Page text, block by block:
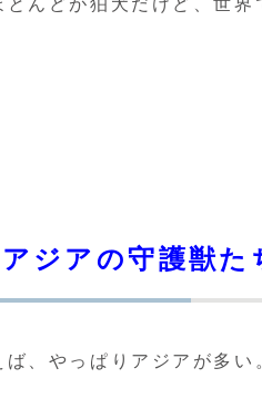
ア ジアの守護獣た
ば、やっぱりアジアが多い